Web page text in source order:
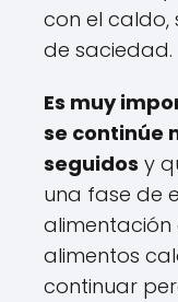
con el caldo,
de saciedad.
Es muy
se continúe
seguidos y
una fase de
alimentación
alimentos
continuar